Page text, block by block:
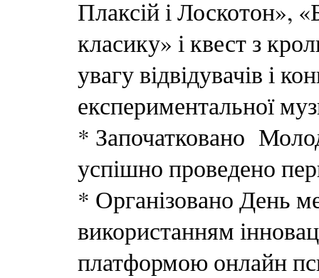
Плаксій і Лоскотон»,
класику» і квест з
увагу відвідувачів і
експериментальної
* Започатковано
успішно проведено
* Організовано День
використанням
платформою онлайн